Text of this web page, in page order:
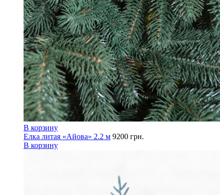
В корзину
Елка литая «Айова» 2.2 м 9200 грн.
В корзину